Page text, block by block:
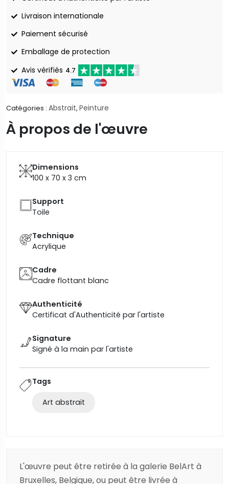
Livraison internationale
Paiement sécurisé
Emballage de protection
Avis vérifiés 4.7
Catégories : Abstrait, Peinture
À propos de l'œuvre
Dimensions
100 x 70 x 3 cm
Support
Toile
Technique
Acrylique
Cadre
Cadre flottant blanc
Authenticité
Certificat d'Authenticité par l'artiste
Signature
Signé à la main par l'artiste
Tags
Art abstrait
L'œuvre peut être retirée à la galerie BelArt à
Bruxelles, Belgique, ou peut être livrée à